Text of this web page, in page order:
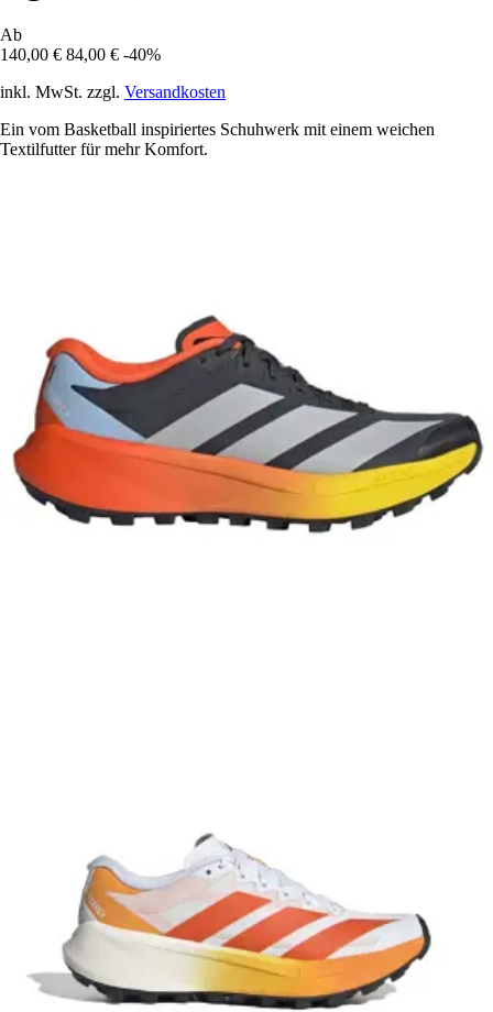
Ab
140,00 € 84,00 € -40%
inkl. MwSt. zzgl. Versandkosten
Ein vom Basketball inspiriertes Schuhwerk mit einem weichen
Textilfutter für mehr Komfort.